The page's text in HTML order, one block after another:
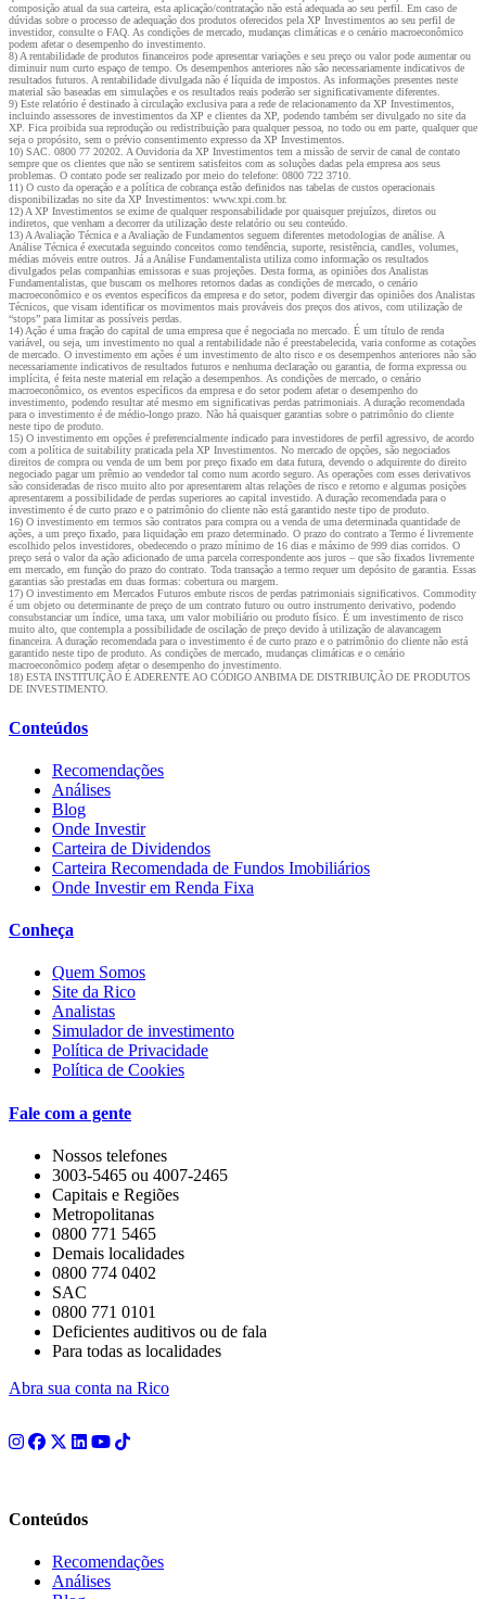
composição atual da sua carteira, esta aplicação/contratação não está adequada ao seu perfil. Em caso de
dúvidas sobre o processo de adequação dos produtos oferecidos pela XP Investimentos ao seu perfil de
investidor, consulte o FAQ. As condições de mercado, mudanças climáticas e o cenário macroeconômico
podem afetar o desempenho do investimento.
8) A rentabilidade de produtos financeiros pode apresentar variações e seu preço ou valor pode aumentar ou
diminuir num curto espaço de tempo. Os desempenhos anteriores não são necessariamente indicativos de
resultados futuros. A rentabilidade divulgada não é líquida de impostos. As informações presentes neste
material são baseadas em simulações e os resultados reais poderão ser significativamente diferentes.
9) Este relatório é destinado à circulação exclusiva para a rede de relacionamento da XP Investimentos,
incluindo assessores de investimentos da XP e clientes da XP, podendo também ser divulgado no site da
XP. Fica proibida sua reprodução ou redistribuição para qualquer pessoa, no todo ou em parte, qualquer que
seja o propósito, sem o prévio consentimento expresso da XP Investimentos.
10) SAC. 0800 77 20202. A Ouvidoria da XP Investimentos tem a missão de servir de canal de contato
sempre que os clientes que não se sentirem satisfeitos com as soluções dadas pela empresa aos seus
problemas. O contato pode ser realizado por meio do telefone: 0800 722 3710.
11) O custo da operação e a política de cobrança estão definidos nas tabelas de custos operacionais
disponibilizadas no site da XP Investimentos: www.xpi.com.br.
12) A XP Investimentos se exime de qualquer responsabilidade por quaisquer prejuízos, diretos ou
indiretos, que venham a decorrer da utilização deste relatório ou seu conteúdo.
13) A Avaliação Técnica e a Avaliação de Fundamentos seguem diferentes metodologias de análise. A
Análise Técnica é executada seguindo conceitos como tendência, suporte, resistência, candles, volumes,
médias móveis entre outros. Já a Análise Fundamentalista utiliza como informação os resultados
divulgados pelas companhias emissoras e suas projeções. Desta forma, as opiniões dos Analistas
Fundamentalistas, que buscam os melhores retornos dadas as condições de mercado, o cenário
macroeconômico e os eventos específicos da empresa e do setor, podem divergir das opiniões dos Analistas
Técnicos, que visam identificar os movimentos mais prováveis dos preços dos ativos, com utilização de
“stops” para limitar as possíveis perdas.
14) Ação é uma fração do capital de uma empresa que é negociada no mercado. É um título de renda
variável, ou seja, um investimento no qual a rentabilidade não é preestabelecida, varia conforme as cotações
de mercado. O investimento em ações é um investimento de alto risco e os desempenhos anteriores não são
necessariamente indicativos de resultados futuros e nenhuma declaração ou garantia, de forma expressa ou
implícita, é feita neste material em relação a desempenhos. As condições de mercado, o cenário
macroeconômico, os eventos específicos da empresa e do setor podem afetar o desempenho do
investimento, podendo resultar até mesmo em significativas perdas patrimoniais. A duração recomendada
para o investimento é de médio-longo prazo. Não há quaisquer garantias sobre o patrimônio do cliente
neste tipo de produto.
15) O investimento em opções é preferencialmente indicado para investidores de perfil agressivo, de acordo
com a política de suitability praticada pela XP Investimentos. No mercado de opções, são negociados
direitos de compra ou venda de um bem por preço fixado em data futura, devendo o adquirente do direito
negociado pagar um prêmio ao vendedor tal como num acordo seguro. As operações com esses derivativos
são consideradas de risco muito alto por apresentarem altas relações de risco e retorno e algumas posições
apresentarem a possibilidade de perdas superiores ao capital investido. A duração recomendada para o
investimento é de curto prazo e o patrimônio do cliente não está garantido neste tipo de produto.
16) O investimento em termos são contratos para compra ou a venda de uma determinada quantidade de
ações, a um preço fixado, para liquidação em prazo determinado. O prazo do contrato a Termo é livremente
escolhido pelos investidores, obedecendo o prazo mínimo de 16 dias e máximo de 999 dias corridos. O
preço será o valor da ação adicionado de uma parcela correspondente aos juros – que são fixados livremente
em mercado, em função do prazo do contrato. Toda transação a termo requer um depósito de garantia. Essas
garantias são prestadas em duas formas: cobertura ou margem.
17) O investimento em Mercados Futuros embute riscos de perdas patrimoniais significativos. Commodity
é um objeto ou determinante de preço de um contrato futuro ou outro instrumento derivativo, podendo
consubstanciar um índice, uma taxa, um valor mobiliário ou produto físico. É um investimento de risco
muito alto, que contempla a possibilidade de oscilação de preço devido à utilização de alavancagem
financeira. A duração recomendada para o investimento é de curto prazo e o patrimônio do cliente não está
garantido neste tipo de produto. As condições de mercado, mudanças climáticas e o cenário
macroeconômico podem afetar o desempenho do investimento.
18) ESTA INSTITUIÇÃO É ADERENTE AO CÓDIGO ANBIMA DE DISTRIBUIÇÃO DE PRODUTOS
DE INVESTIMENTO.
Conteúdos
Recomendações
Análises
Blog
Onde Investir
Carteira de Dividendos
Carteira Recomendada de Fundos Imobiliários
Onde Investir em Renda Fixa
Conheça
Quem Somos
Site da Rico
Analistas
Simulador de investimento
Política de Privacidade
Política de Cookies
Fale com a gente
Nossos telefones
3003-5465 ou 4007-2465
Capitais e Regiões
Metropolitanas
0800 771 5465
Demais localidades
0800 774 0402
SAC
0800 771 0101
Deficientes auditivos ou de fala
Para todas as localidades
Abra sua conta na Rico
Conteúdos
Recomendações
Análises